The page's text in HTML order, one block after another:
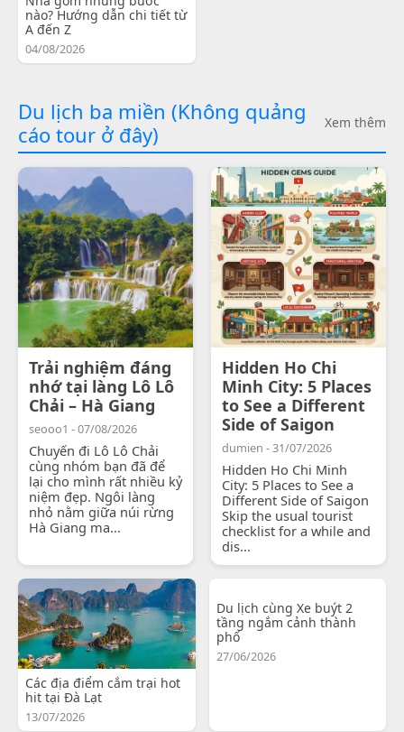
nào? Hướng dẫn chi tiết từ
A đến Z
04/08/2026
Du lịch ba miền (Không quảng
cáo tour ở đây)
Xem thêm
Trải nghiệm đáng
nhớ tại làng Lô Lô
Chải – Hà Giang
seooo1 - 07/08/2026
Chuyến đi Lô Lô Chải
cùng nhóm bạn đã để
lại cho mình rất nhiều kỷ
niệm đẹp. Ngôi làng
nhỏ nằm giữa núi rừng
Hà Giang ma...
Hidden Ho Chi
Minh City: 5 Places
to See a Different
Side of Saigon
dumien - 31/07/2026
Hidden Ho Chi Minh
City: 5 Places to See a
Different Side of Saigon
Skip the usual tourist
checklist for a while and
dis...
Các địa điểm cắm trại hot
hit tại Đà Lạt
13/07/2026
Du lịch cùng Xe buýt 2
tầng ngắm cảnh thành
phố
27/06/2026